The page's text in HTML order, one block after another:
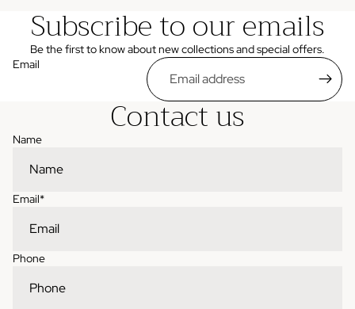
Subscribe to our emails
Be the first to know about new collections and special offers.
Email
Contact us
Name
Email*
Phone